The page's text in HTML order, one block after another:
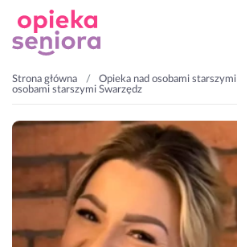
Strona główna Opieka nad osobami starszymi
osobami starszymi Swarzędz